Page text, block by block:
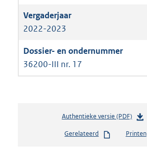
2022-2023
36200-III nr. 17
Authentieke versie (PDF)b
s
Gerelateerd Printen